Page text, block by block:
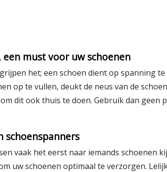
een must voor uw schoenen
het; een schoen dient op spanning
op te vullen, deukt de neus van de
dit ook thuis te doen. Gebruik dan
schoenspanners
vaak het eerst naar iemands schoenen
uw schoenen optimaal te verzorgen.